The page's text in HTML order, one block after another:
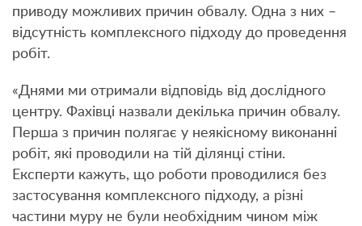
приводу можливих причин обвалу. Одна з них –
відсутність комплексного підходу до проведення
робіт.
«Днями ми отримали відповідь від дослідного
центру. Фахівці назвали декілька причин обвалу.
Перша з причин полягає у неякісному виконанні
робіт, які проводили на тій ділянці стіни.
Експерти кажуть, що роботи проводилися без
застосування комплексного підходу, а різні
частини муру не були необхідним чином між